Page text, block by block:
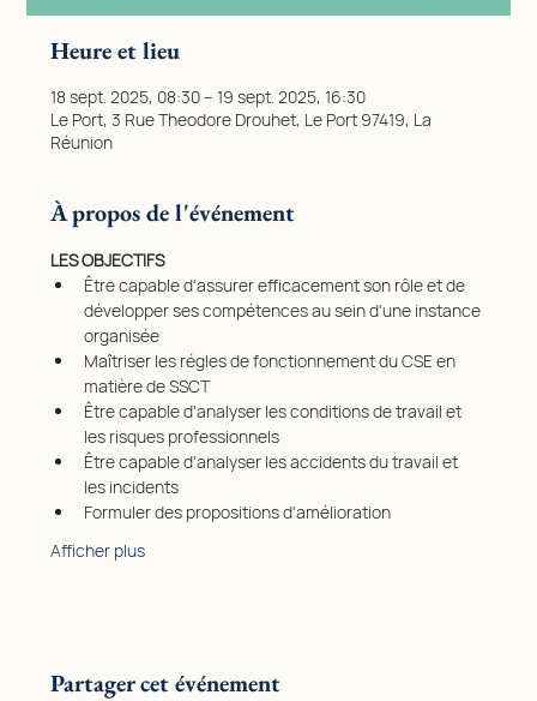
Heure et lieu
18 sept. 2025, 08:30 – 19 sept. 2025, 16:30
Le Port, 3 Rue Theodore Drouhet, Le Port 97419, La
Réunion
À propos de l'événement
LES OBJECTIFS
Être capable d'assurer efficacement son rôle et de
développer ses compétences au sein d'une instance
organisée
Maîtriser les régles de fonctionnement du CSE en
matière de SSCT
Être capable d'analyser les conditions de travail et
les risques professionnels
Être capable d'analyser les accidents du travail et
les incidents
Formuler des propositions d'amélioration
Afficher plus
Partager cet événement